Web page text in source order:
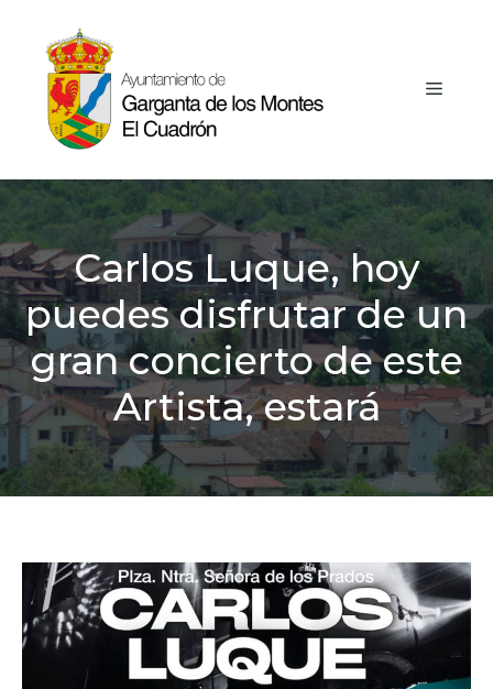
contenido
Carlos Luque, hoy
puedes disfrutar de un
gran concierto de este
Artista, estará